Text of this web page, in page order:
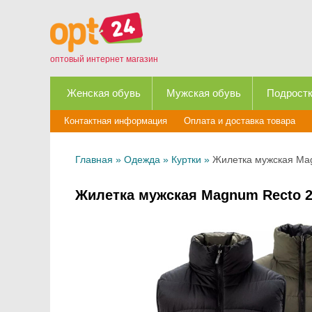
оптовый интернет магазин
Женская обувь Мужская обувь
Контактная информация Оплата и доставка товара
Главная » Одежда » Куртки » Жилетка мужская
Жилетка мужская Magnum Recto